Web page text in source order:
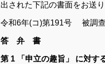
出 された下記の書面をお送り
令和6年(コ)第191号 被調
答 弁 書
第 1 「申立の趣旨」 に対す